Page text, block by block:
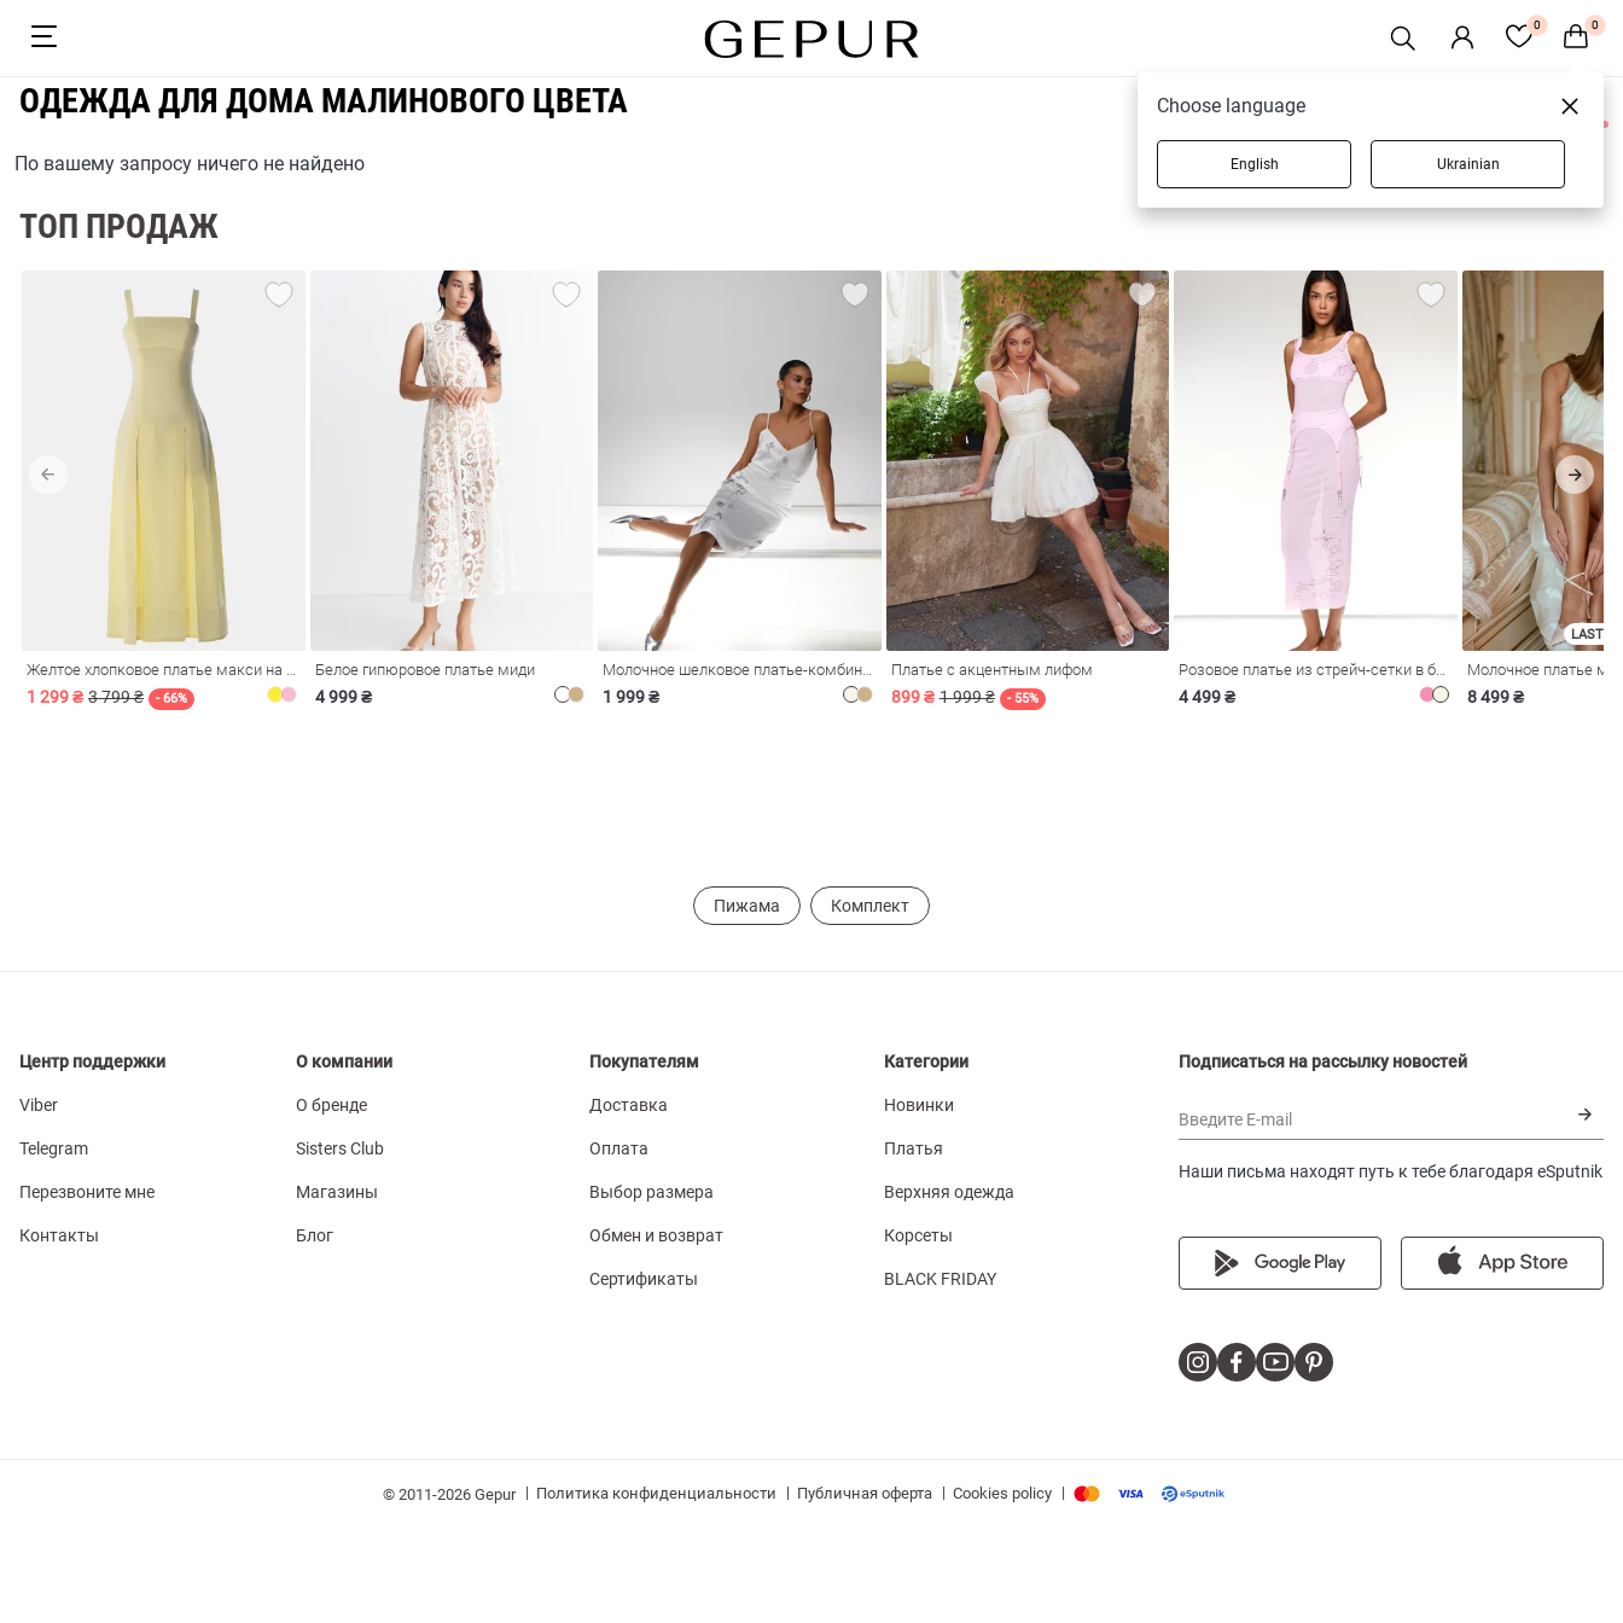
0 0
ОДЕЖДА ДЛЯ ДОМА МАЛИНОВОГО ЦВЕТА
0 товаров
По вашему запросу ничего не найдено
ТОП ПРОДАЖ
1 299 ₴ 3 799 ₴ - 66%
Белое гипюровое платье миди
4 999 ₴ 1 999 ₴
Платье с акцентным лифом
899 ₴ 1 999 ₴ - 55% 4 499 ₴
LAST
8 499 ₴
Пижама Комплект
Центр поддержки
Viber
Telegram
Перезвоните мне
Контакты
О компании
О бренде
Sisters Club
Магазины
Блог
Покупателям
Доставка
Оплата
Выбор размера
Обмен и возврат
Сертификаты
Категории
Новинки
Платья
Верхняя одежда
Корсеты
BLACK FRIDAY
Подписаться на рассылку новостей
Введите E-mail
Наши письма находят путь к тебе благодаря eSputnik
© 2011-2026 Gepur | Политика конфиденциальности | Публичная оферта | Cookies policy |
Choose language
English Ukrainian